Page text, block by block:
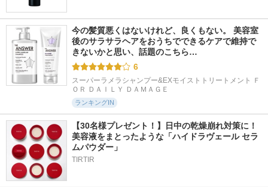
今の髪質悪くはないけれど、良くもない。 美容室
後のサラサラヘアをおうちでできるケアで維持で
きないかと思い、話題のこちら…
6
スーパーラメラシャンプー&EXモイストトリートメント Ｆ
ＯＲ ＤＡＩＬＹ ＤＡＭＡＧＥ
ランキングIN
【30名様プレゼント！】日中の乾燥崩れ対策に！
美容液をまとったような「ハイドラヴェール セラ
ムパウダー」
TIRTIR